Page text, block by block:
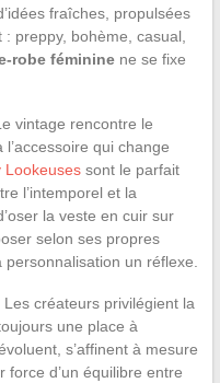
fraîches, propulsées
preppy, bohème, casual,
robe fémininene se fixe
vintage rencontre le
qui change
Lookeusessont le parfait
l’intemporel et la
la veste en cuir sur
selon ses propres
un réflexe.
créateurs privilégient la
une place à
s’affinent à mesure
d’un équilibre entre